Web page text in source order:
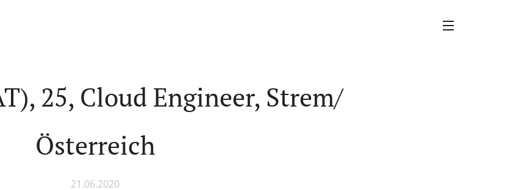
25, Cloud Engineer, Strem/
Österreich
21.06.2020